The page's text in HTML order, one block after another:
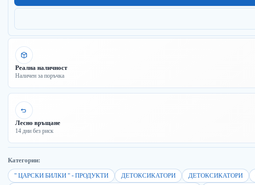
Реална наличност
Наличен за поръчка
Лесно връщане
14 дни без риск
Категории:
" ЦАРСКИ БИЛКИ " - ПРОДУКТИ ДЕТОКСИКАТОРИ ДЕТОКСИКАТОРИ